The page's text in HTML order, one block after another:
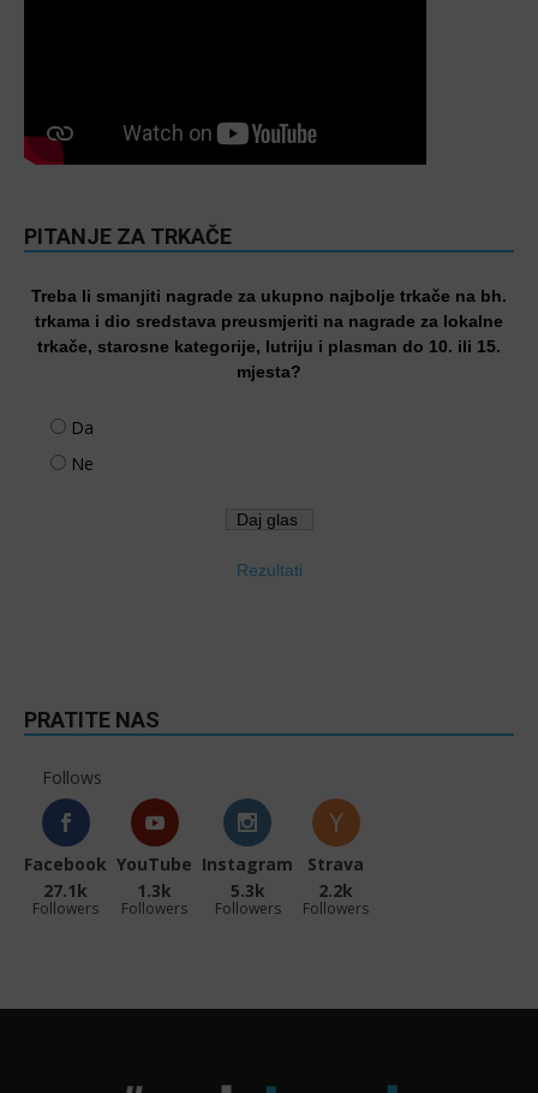
PITANJE ZA TRKAČE
Treba li smanjiti nagrade za ukupno najbolje trkače na bh.
trkama i dio sredstava preusmjeriti na nagrade za lokalne
trkače, starosne kategorije, lutriju i plasman do 10. ili 15.
mjesta?
Da
Ne
Rezultati
PRATITE NAS
Follows
Facebook
27.1k
Followers
YouTube
1.3k
Followers
Instagram
5.3k
Followers
Strava
2.2k
Followers